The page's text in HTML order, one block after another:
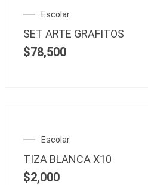
Escolar
SET ARTE GRAFITOS
$78,500
Escolar
TIZA BLANCA X10
$2,000